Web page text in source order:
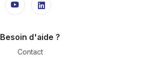
Besoin d'aide ?
Contact